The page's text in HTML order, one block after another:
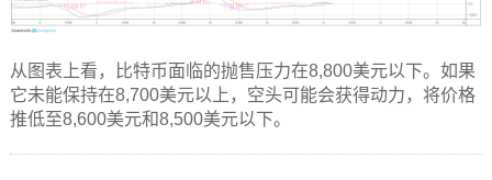
从图表上看，比特币面临的抛售压力在8,800美元以下。如果
它未能保持在8,700美元以上，空头可能会获得动力，将价格
推低至8,600美元和8,500美元以下。